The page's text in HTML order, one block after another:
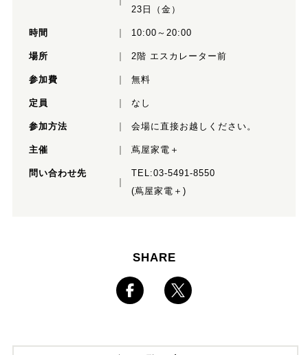
23日（金）
時間 10:00～20:00
場所 2階 エスカレーター前
参加費 無料
定員 なし
参加方法 会場に直接お越しください。
主催 蔦屋家電＋
問い合わせ先
TEL:03-5491-8550
(蔦屋家電＋)
SHARE